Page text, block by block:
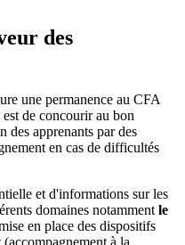
des
une permanence au CFA
de concourir au bon
des apprenants par des
en cas de difficultés
et d'informations sur les
domaines notamment le
en place des dispositifs
(accompagnement à la